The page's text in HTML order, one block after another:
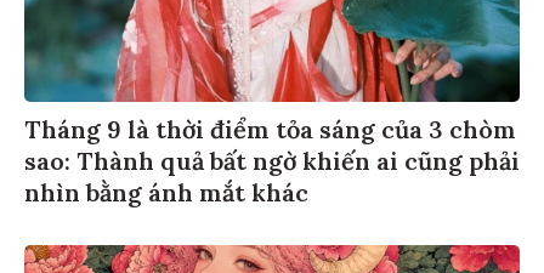
Tháng 9 là thời điểm tỏa sáng của 3 chòm
sao: Thành quả bất ngờ khiến ai cũng phải
nhìn bằng ánh mắt khác